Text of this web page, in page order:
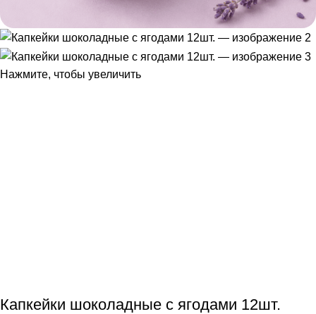
Нажмите, чтобы увеличить
Капкейки шоколадные с ягодами 12шт.